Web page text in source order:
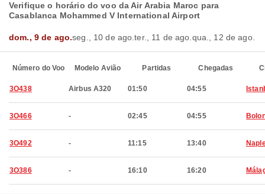
Verifique o horário do voo da Air Arabia Maroc para
Casablanca Mohammed V International Airport
dom., 9 de ago.seg., 10 de ago.ter., 11 de ago. qua., 12 de ago.
Número do Voo Modelo Avião Partidas Chegadas
3O438 Airbus A320 01:50 04:55
3O466 - 02:45 04:55
3O492 - 11:15 13:40
3O386 - 16:10 16:20